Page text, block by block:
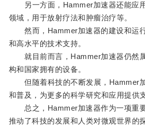
另一方面，Hammer加速器还能应
领域，用于放射疗法和肿瘤治疗等。
然而，Hammer加速器的建设和运
和高水平的技术支持。
就目前而言，Hammer加速器仍然
构和国家拥有的设备。
但随着科技的不断发展，Hammer
和普及，为更多的科学研究和应用提供
总之，Hammer加速器作为一项重要
推动了科技的发展和人类对微观世界的